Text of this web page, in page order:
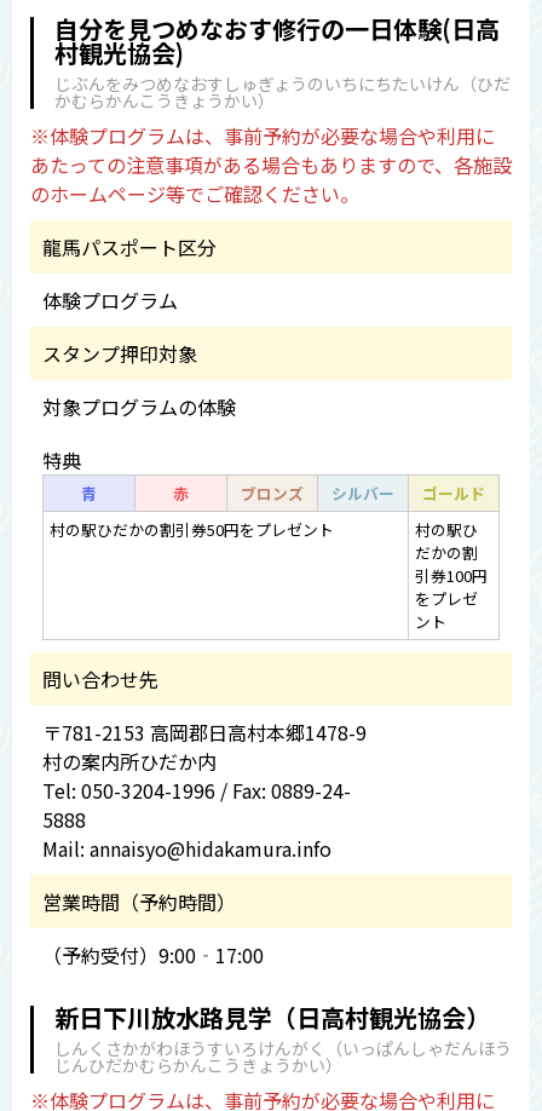
自分を見つめなおす修行の一日体験(日高
村観光協会)
じぶんをみつめなおすしゅぎょうのいちにちたいけん（ひだ
かむらかんこうきょうかい）
※体験プログラムは、事前予約が必要な場合や利用に
あたっての注意事項がある場合もありますので、各施設
のホームページ等でご確認ください。
龍馬パスポート区分
体験プログラム
スタンプ押印対象
対象プログラムの体験
特典
青 赤 ブロンズ シルバー
ゴールド
村の駅ひだかの割引券50円をプレゼント
村の駅ひ
だかの割
引券100円
をプレゼ
ント
問い合わせ先
〒781-2153 高岡郡日高村本郷1478-9
村の案内所ひだか内
Tel: 050-3204-1996 / Fax: 0889-24-
5888
Mail: annaisyo@hidakamura.info
営業時間（予約時間）
（予約受付）9:00‐17:00
新日下川放水路見学（日高村観光協会）
しんくさかがわほうすいろけんがく（いっぱんしゃだんほう
じんひだかむらかんこうきょうかい）
※体験プログラムは、事前予約が必要な場合や利用に